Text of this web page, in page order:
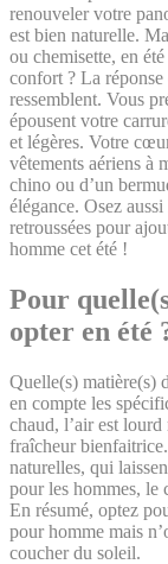
renouveler votre
est bien naturelle.
ou chemisette, en
confort ? La
ressemblent. Vous
épousent votre
et légères. Votre
vêtements aériens à
chino ou d’un
élégance. Osez
retroussées pour
homme cet été !
Pour
opter en été
Quelle(s) matière(s)
en compte les
chaud, l’air est
fraîcheur
naturelles, qui
pour les hommes, le
En résumé, optez
pour homme mais
coucher du soleil.